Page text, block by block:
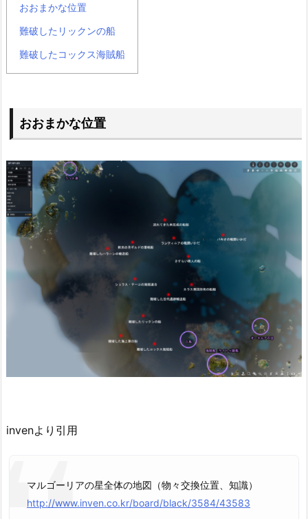
おおまかな位置
難破したリックンの船
難破したコックス海賊船
おおまかな位置
invenより引用
マルゴーリアの星全体の地図（物々交換位置、知識）
http://www.inven.co.kr/board/black/3584/43583